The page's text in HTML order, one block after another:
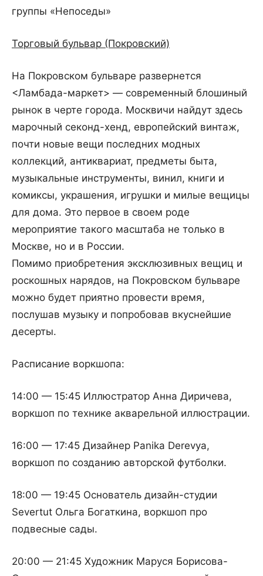
группы «Непоседы»
Торговый бульвар (Покровский)
На Покровском бульваре развернется
<Ламбада-маркет> — современный блошиный
рынок в черте города. Москвичи найдут здесь
марочный секонд-хенд, европейский винтаж,
почти новые вещи последних модных
коллекций, антиквариат, предметы быта,
музыкальные инструменты, винил, книги и
комиксы, украшения, игрушки и милые вещицы
для дома. Это первое в своем роде
мероприятие такого масштаба не только в
Москве, но и в России.
Помимо приобретения эксклюзивных вещиц и
роскошных нарядов, на Покровском бульваре
можно будет приятно провести время,
послушав музыку и попробовав вкуснейшие
десерты.
Расписание воркшопа:
14:00 — 15:45 Иллюстратор Анна Диричева,
воркшоп по технике акварельной иллюстрации.
16:00 — 17:45 Дизайнер Panika Derevya,
воркшоп по созданию авторской футболки.
18:00 — 19:45 Основатель дизайн-студии
Severtut Ольга Богаткина, воркшоп про
подвесные сады.
20:00 — 21:45 Художник Маруся Борисова-